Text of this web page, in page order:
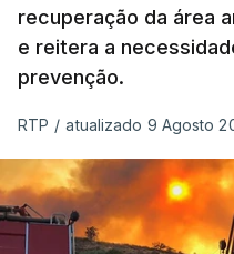
recuperação da área
e reitera a
prevenção.
RTP / atualizado 9 Agosto